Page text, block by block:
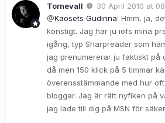
Tornevall
30 April 2010 at
@Kaosets Gudinna: Hmm, ja,
konstigt. Jag har ju iofs mina
igång, typ Sharpreader som
jag prenumererar ju faktiskt på
då men 150 klick på 5 timmar
överensstämmande med hur
bloggar. Jag är rätt nyfiken på
jag lade till dig på MSN för